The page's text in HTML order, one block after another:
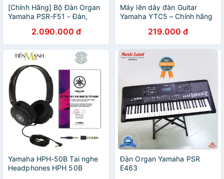
[Chính Hãng] Bộ Đàn Organ
Yamaha PSR-F51 - Đàn,
Keyboard PSR F51 Có tem
chống hàng giả bộ CA
2.090.000 đ
Máy lên dây đàn Guitar
Yamaha YTC5 – Chính hãng
219.000 đ
Yamaha HPH-50B Tai nghe
Headphones HPH 50B
Đàn Organ Yamaha PSR
E463